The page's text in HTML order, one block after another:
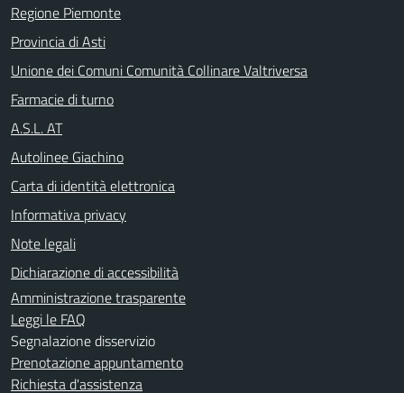
Regione Piemonte
Provincia di Asti
Unione dei Comuni Comunità Collinare Valtriversa
Farmacie di turno
A.S.L. AT
Autolinee Giachino
Carta di identità elettronica
Informativa privacy
Note legali
Dichiarazione di accessibilità
Amministrazione trasparente
Leggi le FAQ
Segnalazione disservizio
Prenotazione appuntamento
Richiesta d'assistenza